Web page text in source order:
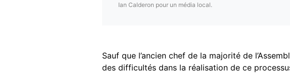
Ian Calderon pour un média local.
Sauf que l’ancien chef de la majorité de
des difficultés dans la réalisation de ce